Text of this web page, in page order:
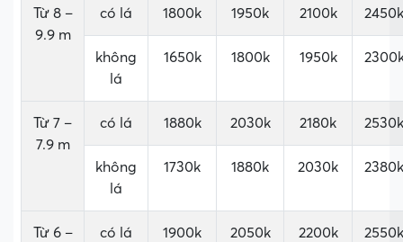
Từ 8 –
9.9 m
có lá 1800k 1950k 2100k 2450k
không
lá
1650k 1800k 1950k
Từ 7 –
7.9 m
có lá 1880k 2030k 2180k 2530k
không
lá
1730k 1880k 2030k 2380k
Từ 6 –
có lá 1900k 2050k 2200k 2550k